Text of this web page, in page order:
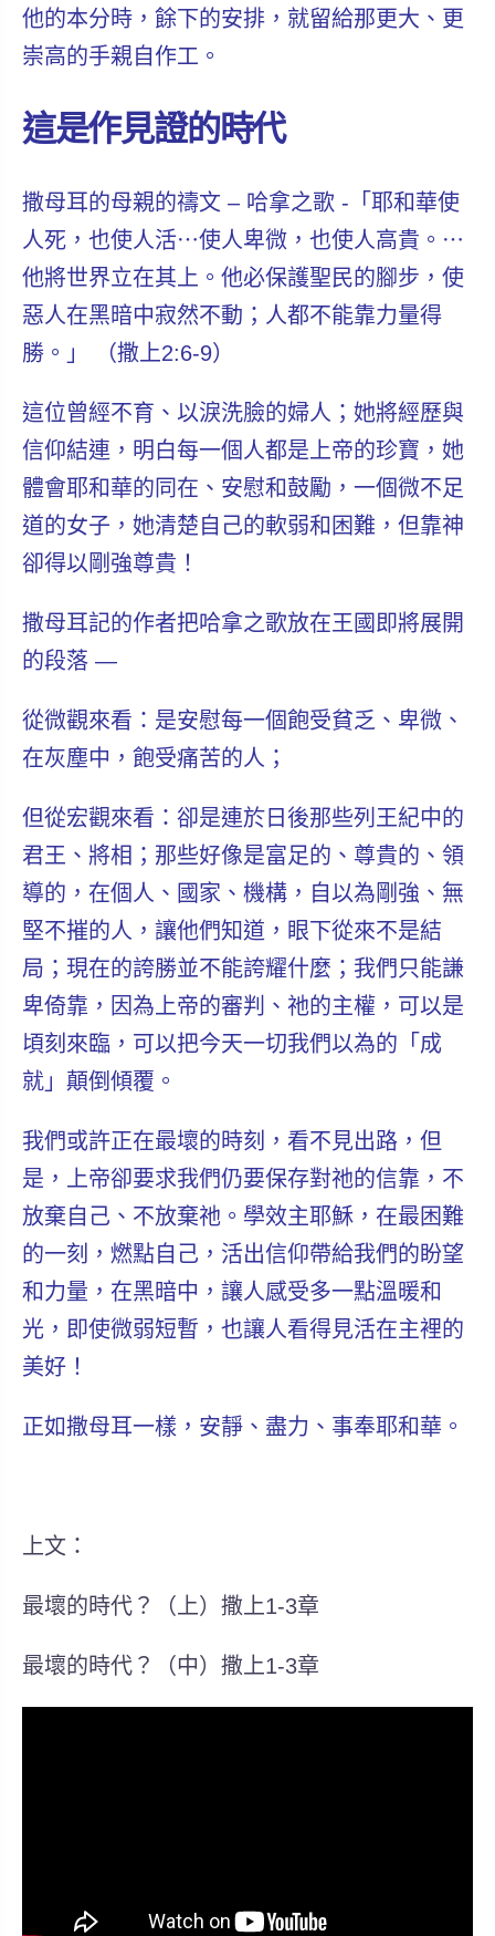
他的本分時，餘下的安排，就留給那更大、更
崇高的手親自作工。
這是作見證的時代
撒母耳的母親的禱文 – 哈拿之歌 -「耶和華使
人死，也使人活⋯使人卑微，也使人高貴。⋯
他將世界立在其上。他必保護聖民的腳步，使
惡人在黑暗中寂然不動；人都不能靠力量得
勝。」
（撒上2:6-9）
這位曾經不育、以淚洗臉的婦人；她將經歷與
信仰結連，明白每一個人都是上帝的珍寶，她
體會耶和華的同在、安慰和鼓勵，一個微不足
道的女子，她清楚自己的軟弱和困難，但靠神
卻得以剛強尊貴！
撒母耳記的作者把哈拿之歌放在王國即將展開
的段落—
從微觀來看：是安慰每一個飽受貧乏、卑微、
在灰塵中，飽受痛苦的人；
但從宏觀來看：卻是連於日後那些列王紀中的
君王、將相；那些好像是富足的、尊貴的、領
導的，在個人、國家、機構，自以為剛強、無
堅不摧的人， 讓他們知道，眼下從來不是結
局；現在的誇勝並不能誇耀什麼；我們只能謙
卑倚靠，因為上帝的審判、祂的主權，可以是
頃刻來臨，可以把今天一切我們以為的「成
就」顛倒傾覆。
我們或許正在最壞的時刻，看不見出路，但
是，上帝卻要求我們仍要保存對祂的信靠，不
放棄自己、不放棄祂。學效主耶穌， 在最困難
的一刻，燃點自己，活出信仰帶給我們的盼望
和力量，在黑暗中，讓人感受多一點溫暖和
光，即使微弱短暫，也讓人看得見活在主裡的
美好！
正如撒母耳一樣，安靜、盡力、事奉耶和華 。
上文：
最壞的時代？（上）撒上1-3章
最壞的時代？（中）撒上1-3章